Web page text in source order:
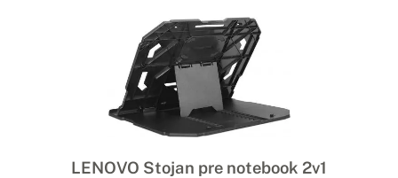
LENOVO Stojan pre notebook 2v1